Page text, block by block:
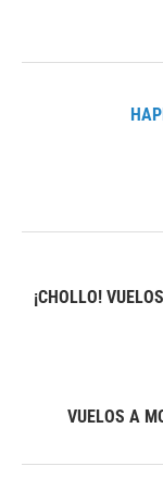
¡CHOLLO!
VUELOS A